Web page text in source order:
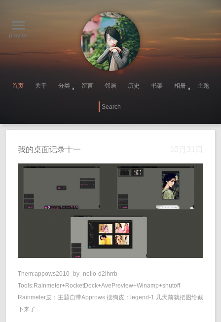
playlist
首页 关于 分类 留言 邻居 历史 书架 相册 主题
我的桌面记录十一 10月31日
Them:appows2010_by_neiio-d2lhrrb
Tools:Rainmeter+RocketDock+AvePreview+Winamp+shutoff
Rainmeter皮：主题自带Approws 搜狗皮：legend-1 几天前就把图给截
下来了...